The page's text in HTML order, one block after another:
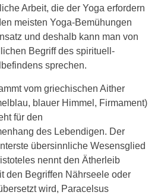
Arbeit, die der Yoga erfordern
meisten Yoga-Bemühungen
und deshalb kann man von
Begriff des spirituell-
sprechen.
vom griechischen Aither
blauer Himmel, Firmament)
für den
des Lebendigen. Der
übersinnliche Wesensglied
nennt den Ätherleib
den Begriffen Nährseele oder
wird, Paracelsus